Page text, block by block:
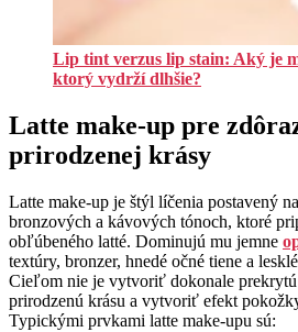
Lip tint verzus lip stain: Aký je
ktorý vydrží dlhšie?
Latte make-up pre
prirodzenej krásy
Latte make-up je štýl líčenia postavený
bronzových a kávových tónoch, ktoré
obľúbeného latté. Dominujú mu jemne
textúry, bronzer, hnedé očné tiene a
Cieľom nie je vytvoriť dokonale
prirodzenú krásu a vytvoriť efekt
Typickými prvkami latte make-upu sú: